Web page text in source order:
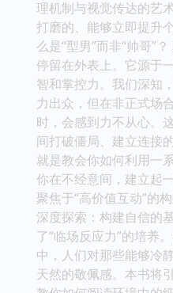
理机制与视觉传达的艺
打磨的、能够立即提升
么是“型男”而非“帅哥”
停留在外表上。它源于
智和掌控力。我们深知
力出众，但在非正式场
时，会感到力不从心。
间打破僵局、建立连接
就是教会你如何利用一
你在不经意间，建立起
聚焦于“高价值互动”的
深度探索：构建自信的
了“临场反应力”的培养
中，人们对那些能够冷
天然的敬佩感。本书将